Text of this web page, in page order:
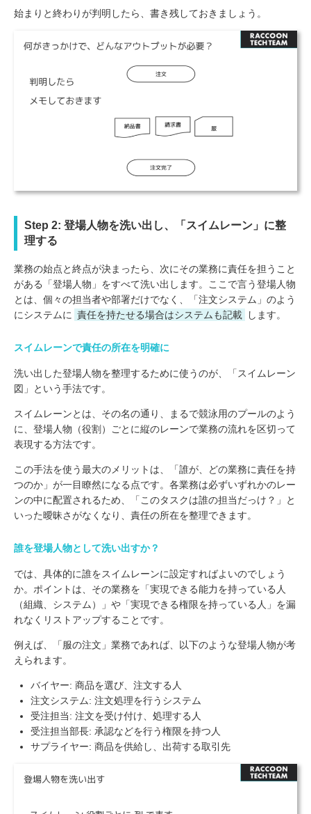
始まりと終わりが判明したら、書き残しておきましょう。
Step 2: 登場人物を洗い出し、「スイムレーン」に整
理する
業務の始点と終点が決まったら、次にその業務に責任を担うこと
がある「登場人物」をすべて洗い出します。ここで言う登場人物
とは、個々の担当者や部署だけでなく、「注文システム」のよう
にシステムに 責任を持たせる場合はシステムも記載 します。
スイムレーンで責任の所在を明確に
洗い出した登場人物を整理するために使うのが、「スイムレーン
図」という手法です。
スイムレーンとは、その名の通り、まるで競泳用のプールのよう
に、登場人物（役割）ごとに縦のレーンで業務の流れを区切って
表現する方法です。
この手法を使う最大のメリットは、「誰が、どの業務に責任を持
つのか」が一目瞭然になる点です。各業務は必ずいずれかのレー
ンの中に配置されるため、「このタスクは誰の担当だっけ？」と
いった曖昧さがなくなり、責任の所在を整理できます。
誰を登場人物として洗い出すか？
では、具体的に誰をスイムレーンに設定すればよいのでしょう
か。ポイントは、その業務を「実現できる能力を持っている人
（組織、システム）」や「実現できる権限を持っている人」を漏
れなくリストアップすることです。
例えば、「服の注文」業務であれば、以下のような登場人物が考
えられます。
バイヤー: 商品を選び、注文する人
注文システム: 注文処理を行うシステム
受注担当: 注文を受け付け、処理する人
受注担当部長: 承認などを行う権限を持つ人
サプライヤー: 商品を供給し、出荷する取引先